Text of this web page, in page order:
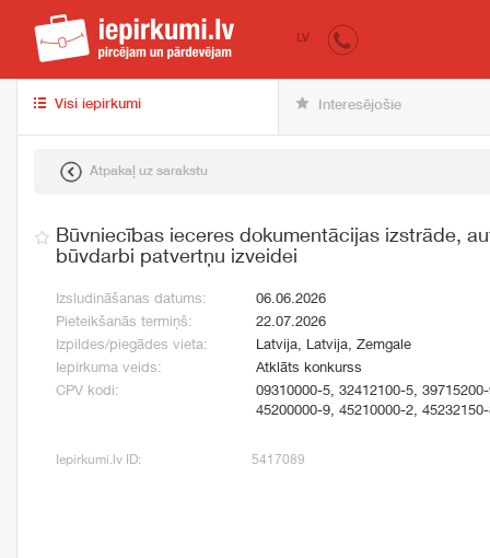
iepirkumi.lv
LV
Visi iepirkumi Interesējošie
Atpakaļ uz sarakstu
Būvniecības ieceres dokumentācijas izstrāde,
būvdarbi patvertņu izveidei
Izsludināšanas datums:
06.06.2026
Pieteikšanās termiņš:
22.07.2026
Izpildes/piegādes vieta:
Latvija, Latvija, Zemgale
Iepirkuma veids:
Atklāts konkurss
CPV kodi:
09310000-5, 32412100-5,
45200000-9, 45210000-2,
Iepirkumi.lv ID: 5417089